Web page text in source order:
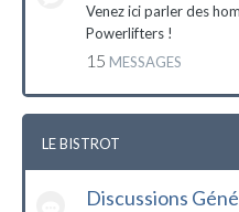
Venez ici parler des
Powerlifters !
15 MESSAGES
LE BISTROT
Discussions